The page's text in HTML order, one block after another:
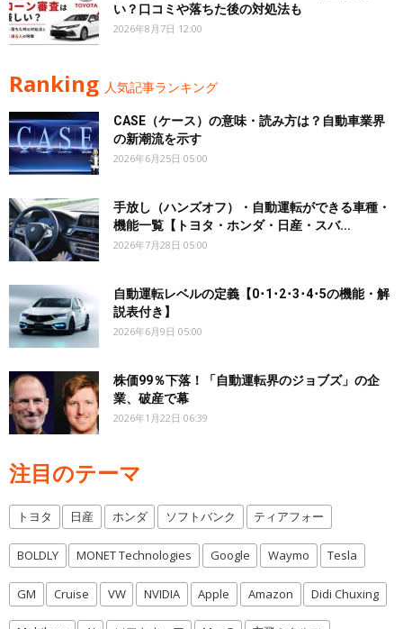
い？口コミや落ちた後の対処法も
2026年8月7日 12:00
Ranking 人気記事ランキング
CASE（ケース）の意味・読み方は？自動車業界
の新潮流を示す
2026年6月25日 05:00
手放し（ハンズオフ）・自動運転ができる車種・
機能一覧【トヨタ・ホンダ・日産・スバ...
2026年7月28日 05:00
自動運転レベルの定義【0･1･2･3･4･5の機能・解
説表付き】
2026年6月9日 05:00
株価99％下落！「自動運転界のジョブズ」の企
業、破産で幕
2026年1月22日 06:39
注目のテーマ
トヨタ 日産 ホンダ ソフトバンク ティアフォー
BOLDLY MONET Technologies Google Waymo Tesla
GM Cruise VW NVIDIA Apple Amazon Didi Chuxing